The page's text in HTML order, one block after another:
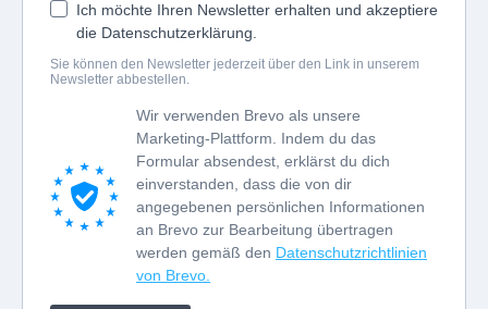
Ich möchte Ihren Newsletter erhalten und akzeptiere
die Datenschutzerklärung.
Sie können den Newsletter jederzeit über den Link in unserem
Newsletter abbestellen.
Wir verwenden Brevo als unsere
Marketing-Plattform. Indem du das
Formular absendest, erklärst du dich
einverstanden, dass die von dir
angegebenen persönlichen Informationen
an Brevo zur Bearbeitung übertragen
werden gemäß den Datenschutzrichtlinien
von Brevo.